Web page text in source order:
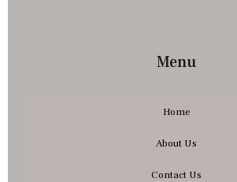
Menu
Home
About Us
Contact Us